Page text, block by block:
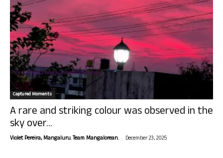
Captured Moments
A rare and striking colour was observed in the
sky over...
Violet Pereira, Mangaluru. Team Mangalorean. - December 23, 2025